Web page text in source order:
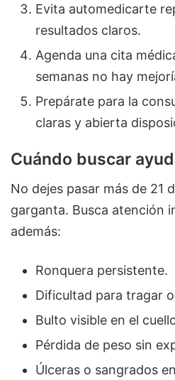
Evita automedicarte
resultados claros.
Agenda una cita
semanas no hay
Prepárate para la
claras y abierta
Cuándo buscar
No dejes pasar más de 21
garganta. Busca atención
además:
Ronquera persistente.
Dificultad para tragar
Bulto visible en el
Pérdida de peso sin
Úlceras o sangrados